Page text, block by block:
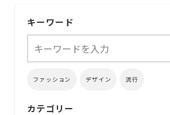
キーワード
ファッション デザイン 流行
カテゴリー